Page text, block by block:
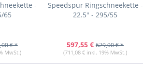
-
65
€ *
MwSt.)
Speedspur Ringschneekette -
22.5" - 295/55
597,55 € 629,00 € *
(711,08 € inkl. 19% MwSt.)